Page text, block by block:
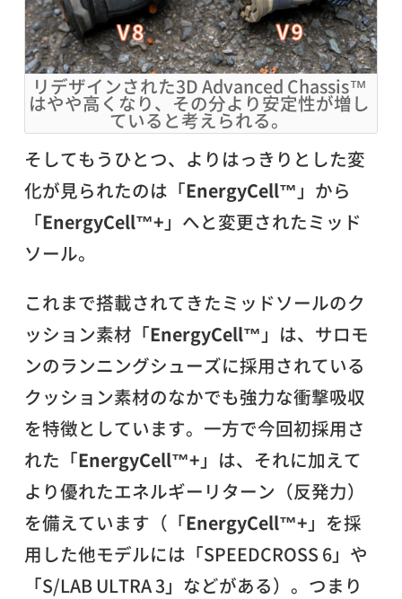
リデザインされた3D Advanced Chassis™
はやや高くなり、その分より安定性が増し
ていると考えられる。
そしてもうひとつ、よりはっきりとした変
化が見られたのは「EnergyCell™ 」から
「EnergyCell™+ 」へと変更されたミッド
ソール。
これまで搭載されてきたミッドソールのク
ッション素材「EnergyCell™ 」は、サロモ
ンのランニングシューズに採用されている
クッション素材のなかでも強力な衝撃吸収
を特徴としています。一方で今回初採用さ
れた「EnergyCell™+ 」は、それに加えて
より優れたエネルギーリターン（反発力）
を備えています（「EnergyCell™+ 」を採
用した他モデルには「SPEEDCROSS 6」や
「S/LAB ULTRA 3」などがある）。つまり